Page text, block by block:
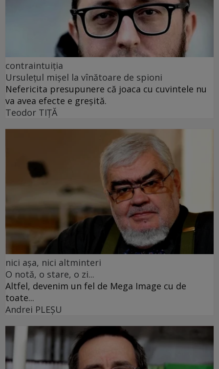
contraintuiția
Ursulețul mișel la vînătoare de spioni
Nefericita presupunere că joaca cu cuvintele nu
va avea efecte e greșită.
Teodor TIŢĂ
nici așa, nici altminteri
O notă, o stare, o zi...
Altfel, devenim un fel de Mega Image cu de
toate...
Andrei PLEŞU